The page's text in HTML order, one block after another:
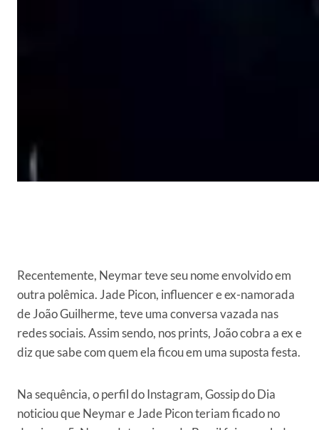
Recentemente, Neymar teve seu nome envolvido em
outra polêmica. Jade Picon, influencer e ex-namorada
de João Guilherme, teve uma conversa vazada nas
redes sociais. Assim sendo, nos prints, João cobra a ex e
diz que sabe com quem ela ficou em uma suposta festa.
Na sequência, o perfil do Instagram, Gossip do Dia
noticiou que Neymar e Jade Picon teriam ficado no